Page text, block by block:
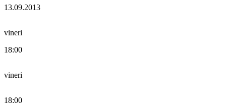
13.09.2013
vineri
18:00
vineri
18:00